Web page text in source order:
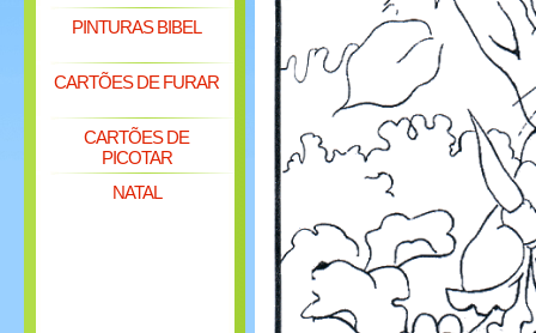
PINTURAS BIBEL
CARTÕES DE FURAR
CARTÕES DE
PICOTAR
NATAL